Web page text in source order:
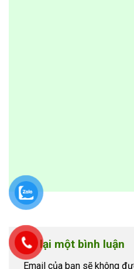
Để lại một bình luận
Email của bạn sẽ không